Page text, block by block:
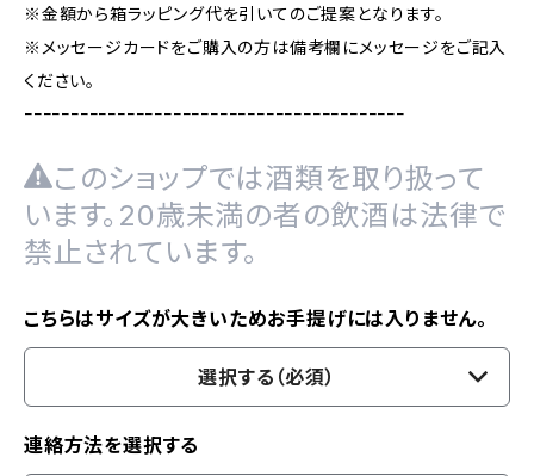
※金額から箱ラッピング代を引いてのご提案となります。
※メッセージカードをご購入の方は備考欄にメッセージをご記入
ください。
ｰｰｰｰｰｰｰｰｰｰｰｰｰｰｰｰｰｰｰｰｰｰｰｰｰｰｰｰｰｰｰｰｰｰｰｰｰｰｰｰｰ
このショップでは酒類を取り扱って
います。20歳未満の者の飲酒は法律で
禁止されています。
こちらはサイズが大きいためお手提げには入りません。
選択する（必須）
連絡方法を選択する